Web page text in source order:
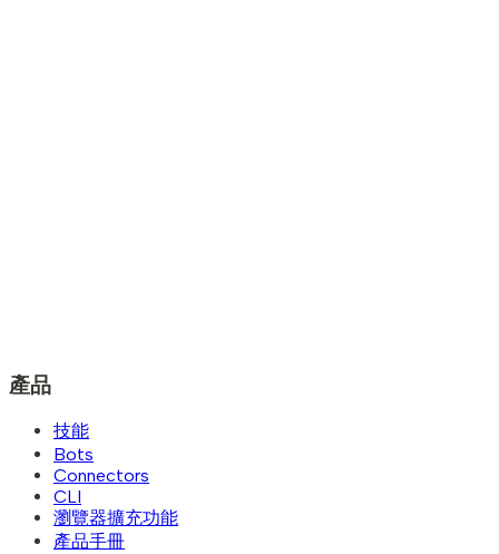
產品
技能
Bots
Connectors
CLI
瀏覽器擴充功能
產品手冊